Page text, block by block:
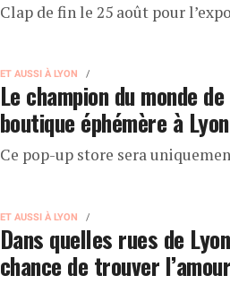
Clap de fin le 25 août pour
ET AUSSI À LYON
Le champion du monde
boutique éphémère à
Ce pop-up store sera
ET AUSSI À LYON
Dans quelles rues de
chance de trouver